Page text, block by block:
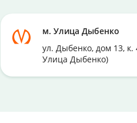
м. Улица Дыбенко
ул. Дыбенко, дом 13, к.
Улица Дыбенко)